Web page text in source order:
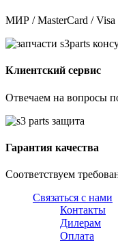
МИР / MasterCard /
Клиентский сервис
Отвечаем на вопросы
Гарантия качества
Соответствуем
Связаться с нами
Контакты
Дилерам
Оплата